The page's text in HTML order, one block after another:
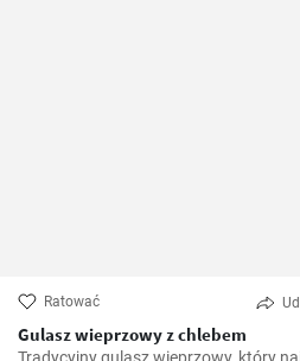
Ratować
Gulasz wieprzowy z chlebem